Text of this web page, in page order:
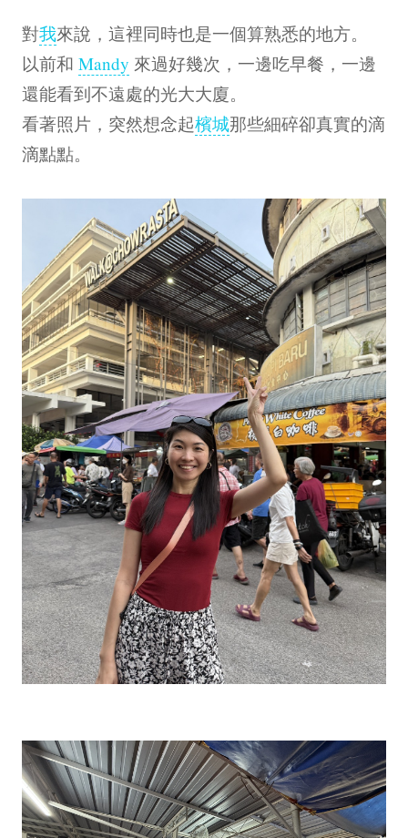
對我來說，這裡同時也是一個算熟悉的地方。
以前和 Mandy 來過好幾次，一邊吃早餐，一邊
還能看到不遠處的光大大廈。
看著照片，突然想念起檳城那些細碎卻真實的滴
滴點點。